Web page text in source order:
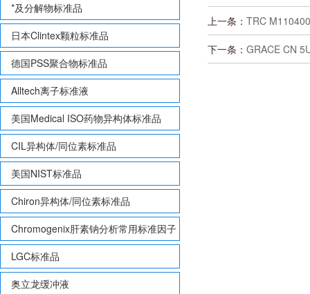
*及分解物标准品
日本Clintex颗粒标准品
德国PSS聚合物标准品
Alltech离子标准液
美国Medical ISO药物异构体标准品
CIL异构体/同位素标准品
美国NIST标准品
Chiron异构体/同位素标准品
Chromogenix肝素钠分析常用标准因子
LGC标准品
奥立龙缓冲液
上一条： TRC
下一条： GRACE CN